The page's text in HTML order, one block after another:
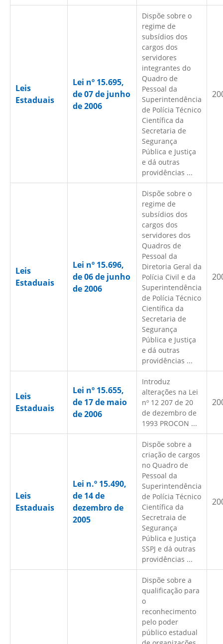
Leis
Estaduais
Lei nº 15.695,
de 07 de junho
de 2006
Dispõe sobre o
regime de
subsídios dos
cargos dos
servidores
integrantes do
Quadro de
Pessoal da
Superintendência
de Polícia Técnico
Científica da
Secretaria de
Segurança
Pública e Justiça
e dá outras
providências ...
Leis
Estaduais
Lei nº 15.696,
de 06 de junho
de 2006
Dispõe sobre o
regime de
subsídios dos
cargos dos
servidores dos
Quadros de
Pessoal da
Diretoria Geral da
Polícia Civil e da
Superintendência
de Polícia Técnico
Científica da
Secretaria de
Segurança
Pública e Justiça
e dá outras
providências ...
Leis
Estaduais
Lei nº 15.655,
de 17 de maio
de 2006
Introduz
alterações na Lei
nº 12 207 de 20
de dezembro de
1993 PROCON ...
Leis
Estaduais
Lei n.º 15.490,
de 14 de
dezembro de
2005
Dispõe sobre a
criação de cargos
no Quadro de
Pessoal da
Superintendência
de Polícia Técnico
Científica da
Secretraia de
Segurança
Pública e Justiça
SSPJ e dá outras
providências ...
Dispõe sobre a
qualificação para
o
reconhecimento
pelo poder
público estadual